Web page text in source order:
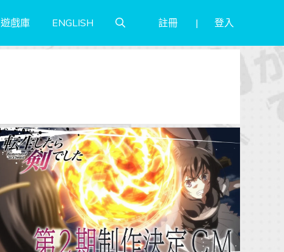
遊戲庫 ENGLISH 註冊 登入